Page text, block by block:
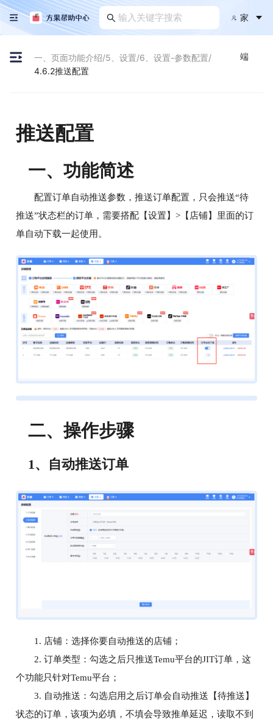
家
端
一、页面功能介绍/5、设置/6、设置-参数配置/
4.6.2推送配置
推送配置
一、功能简述
配置订单自动推送参数，推送订单配置，只会推送“待
推送”状态栏的订单，需要搭配【设置】>【店铺】里面的订
单自动下载一起使用。
二、操作步骤
1、自动推送订单
1. 店铺 ：选择你要自动推送的店铺；
2. 订单类型 ：勾选之后只推送Temu平台的JIT订单，这
个功能只针对Temu平台；
3. 自动推送 ：勾选启用之后订单会自动推送【待推送】
状态的订单，该项为必填，不填会导致推单延迟，读取不到